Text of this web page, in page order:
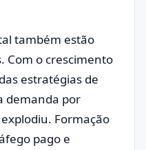
também estão
Com o crescimento
estratégias de
demanda por
Formação
pago e